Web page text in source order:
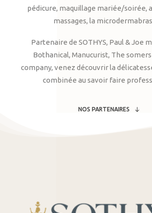
pédicure, maquillage mariée/soirée,
massages, la
Partenaire de SOTHYS, Paul & Joe
Bothanical, Manucurist, The
company, venez découvrir la
combinée au savoir faire
NOS PARTENAIRES